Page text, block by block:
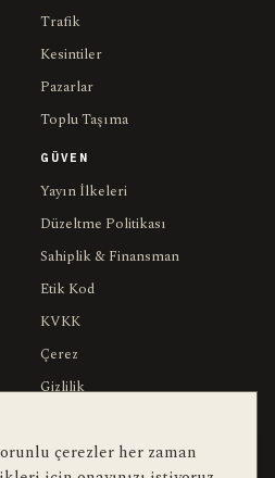
Trafik
Kesintiler
Pazarlar
Toplu Taşıma
GÜVEN
Yayın İlkeleri
Düzeltme Politikası
Sahiplik & Finansman
Etik Kod
KVKK
Çerez
Gizlilik
çerezler her zaman